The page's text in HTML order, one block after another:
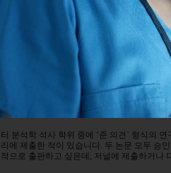
한 논문을 저널에 투고하거나 다
월 17일
출판전략 | 조회수 22,054
분석학 석사 학위 중에 ‘준 의견’ 형식의
에 제출한 적이 있습니다. 두 논문 모두 승
으로 출판하고 싶은데, 저널에 제출하거나